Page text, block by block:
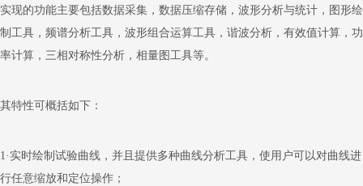
实现的功能主要包括数据采集，数据压缩存储，波形分析与统计，图形绘
制工具，频谱分析工具，波形组合运算工具，谐波分析，有效值计算，功
率计算，三相对称性分析，相量图工具等。
其特性可概括如下：
1·实时绘制试验曲线，并且提供多种曲线分析工具，使用户可以对曲线进
行任意缩放和定位操作；